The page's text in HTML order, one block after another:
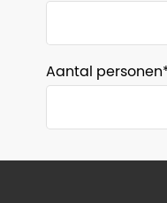
Aantal personen